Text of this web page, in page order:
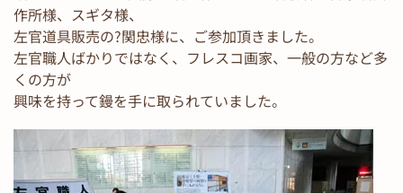
作所様、スギタ様、
左官道具販売の?関忠様に、ご参加頂きました。
左官職人ばかりではなく、フレスコ画家、一般の方など多
くの方が
興味を持って鏝を手に取られていました。